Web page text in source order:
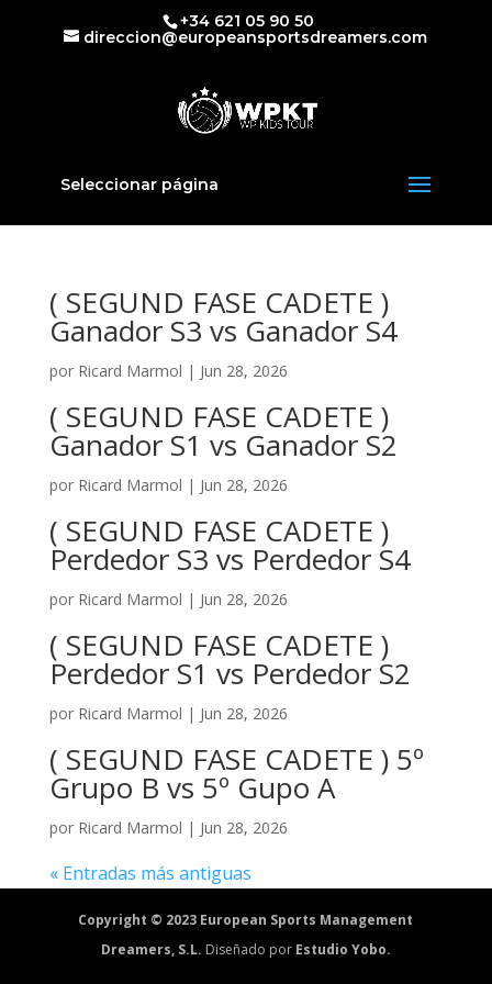
+34 621 05 90 50
direccion@europeansportsdreamers.com
Seleccionar página
( SEGUND FASE CADETE )
Ganador S3 vs Ganador S4
por Ricard Marmol | Jun 28, 2026
( SEGUND FASE CADETE )
Ganador S1 vs Ganador S2
por Ricard Marmol | Jun 28, 2026
( SEGUND FASE CADETE )
Perdedor S3 vs Perdedor S4
por Ricard Marmol | Jun 28, 2026
( SEGUND FASE CADETE )
Perdedor S1 vs Perdedor S2
por Ricard Marmol | Jun 28, 2026
( SEGUND FASE CADETE ) 5º
Grupo B vs 5º Gupo A
por Ricard Marmol | Jun 28, 2026
« Entradas más antiguas
Copyright © 2023 European Sports Management
Dreamers, S.L. Diseñado por Estudio Yobo.